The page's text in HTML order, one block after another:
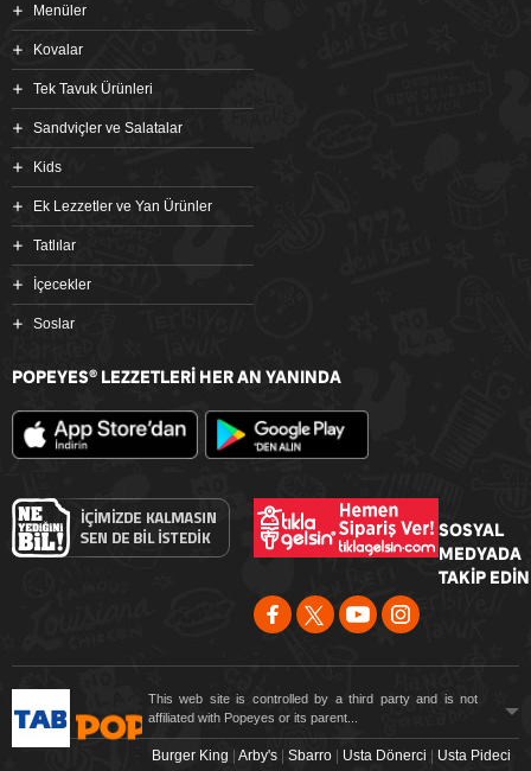
Menüler
Kovalar
Tek Tavuk Ürünleri
Sandviçler ve Salatalar
Kids
Ek Lezzetler ve Yan Ürünler
Tatlılar
İçecekler
Soslar
POPEYES® LEZZETLERİ HER AN YANINDA
SOSYAL
MEDYADA
TAKİP EDİN
This web site is controlled by a third party and is not
affiliated with Popeyes or its parent...
Burger King Arby's| Sbarro| Usta Dönerci
Usta Pideci